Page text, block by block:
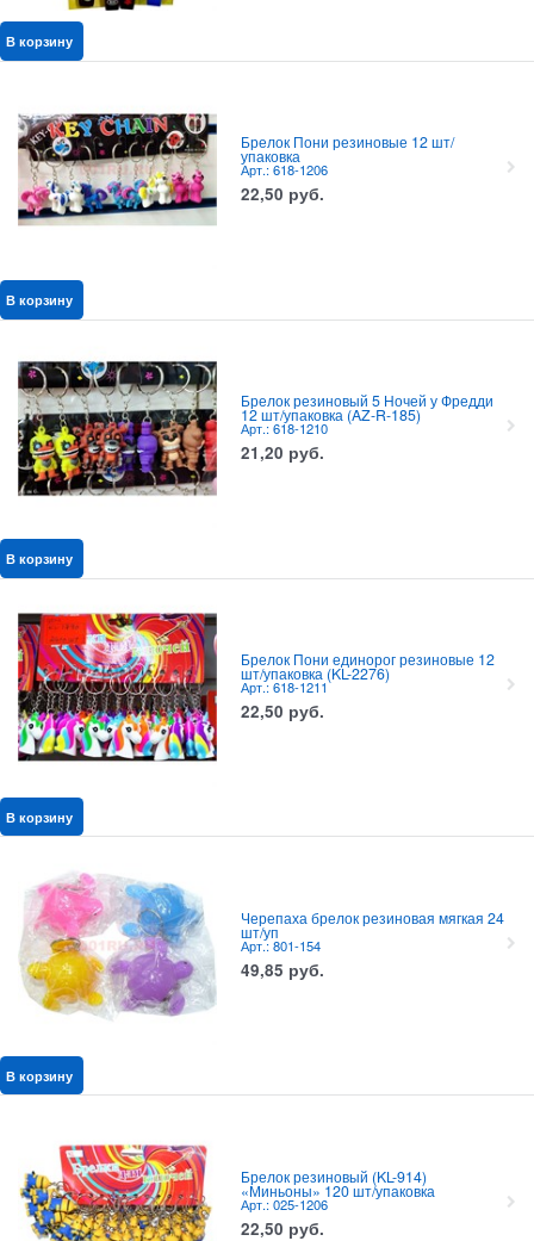
В корзину
Брелок Пони резиновые 12 шт/
упаковка
Арт.: 618-1206
22,50 руб.
В корзину
Брелок резиновый 5 Ночей у Фредди
12 шт/упаковка (AZ-R-185)
Арт.: 618-1210
21,20 руб.
В корзину
Брелок Пони единорог резиновые 12
шт/упаковка (KL-2276)
Арт.: 618-1211
22,50 руб.
В корзину
Черепаха брелок резиновая мягкая 24
шт/уп
Арт.: 801-154
49,85 руб.
В корзину
Брелок резиновый (KL-914)
«Миньоны» 120 шт/упаковка
Арт.: 025-1206
22,50 руб.